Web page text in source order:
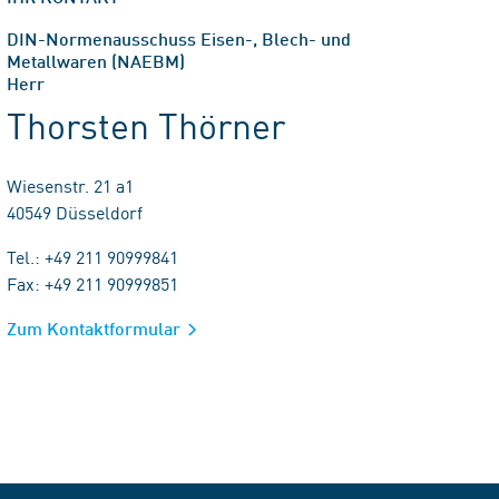
DIN-Normenausschuss Eisen-, Blech- und
Metallwaren (NAEBM)
Herr
Thorsten Thörner
Wiesenstr. 21 a1
40549 Düsseldorf
Tel.: +49 211 90999841
Fax: +49 211 90999851
Zum Kontaktformular